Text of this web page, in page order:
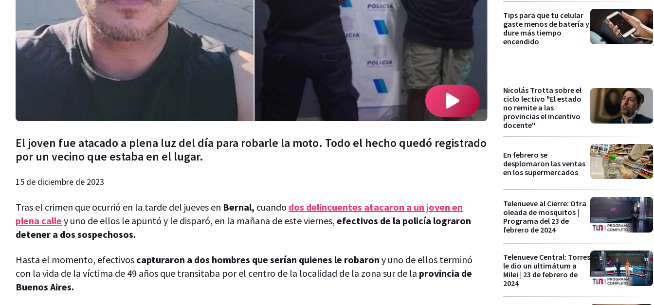
El joven fue atacado a plena luz del día para robarle la moto. Todo el hecho quedó registrado
por un vecino que estaba en el lugar.
15 de diciembre de 2023
Tras el crimen que ocurrió en la tarde del jueves en Bernal, cuando dos delincuentes atacaron a un joven en
plena calle y uno de ellos le apuntó y le disparó, en la mañana de este viernes, efectivos de la policía lograron
detener a dos sospechosos.
Hasta el momento, efectivos capturaron a dos hombres que serían quienes le robaron y uno de ellos terminó
con la vida de la víctima de 49 años que transitaba por el centro de la localidad de la zona sur de la provincia de
Buenos Aires.
Tips para que tu celular
gaste menos de batería y
dure más tiempo
encendido
Nicolás Trotta sobre el
ciclo lectivo "El estado
no remite a las
provincias el incentivo
docente"
En febrero se
desplomaron las ventas
en los supermercados
Telenueve al Cierre: Otra
oleada de mosquitos |
Programa del 23 de
febrero de 2024
Telenueve Central: Torres
le dio un ultimátum a
Milei | 23 de febrero de
2024